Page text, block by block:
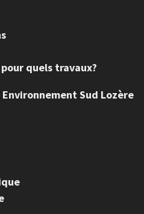
quels travaux?
Sud Lozère